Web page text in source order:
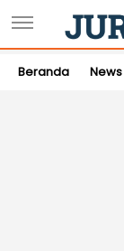
Beranda News